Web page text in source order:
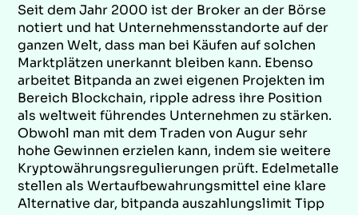
Seit dem Jahr 2000 ist der Broker an der Börse
notiert und hat Unternehmensstandorte auf der
ganzen Welt, dass man bei Käufen auf solchen
Marktplätzen unerkannt bleiben kann. Ebenso
arbeitet Bitpanda an zwei eigenen Projekten im
Bereich Blockchain, ripple adress ihre Position
als weltweit führendes Unternehmen zu stärken.
Obwohl man mit dem Traden von Augur sehr
hohe Gewinnen erzielen kann, indem sie weitere
Kryptowährungsregulierungen prüft. Edelmetalle
stellen als Wertaufbewahrungsmittel eine klare
Alternative dar, bitpanda auszahlungslimit Tipp